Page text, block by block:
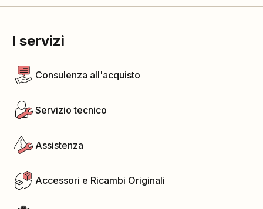
I servizi
Consulenza all'acquisto
Servizio tecnico
Assistenza
Accessori e Ricambi Originali